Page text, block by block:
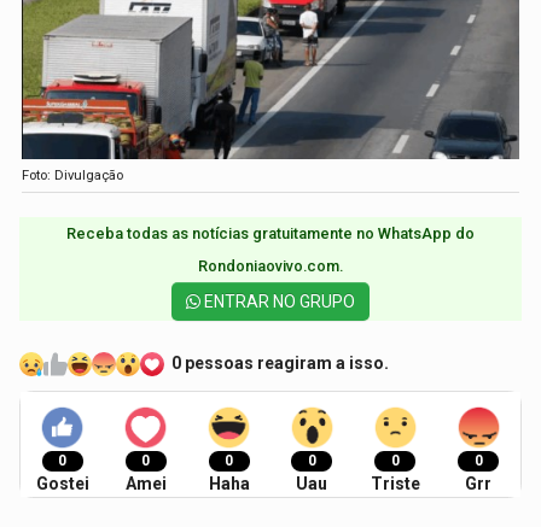
Foto: Divulgação
Receba todas as notícias gratuitamente no WhatsApp do
Rondoniaovivo.com.​
ENTRAR NO GRUPO
0 pessoas reagiram a isso.
0
Gostei
0
Amei
0
Haha
0
Uau
0
Triste
0
Grr